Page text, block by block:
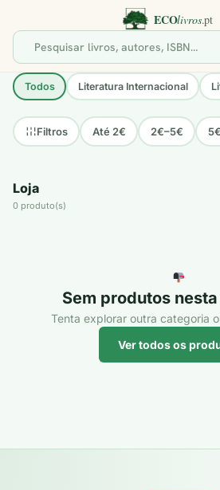
Todos Literatura Internacional
Filtros Até 2€ 2€–5€
Loja
0 produto(s)
Sem produtos
Tenta explorar outra categoria
Ver todos os